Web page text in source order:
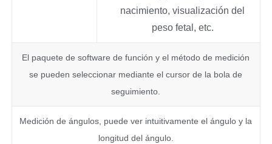
nacimiento, visualización del
peso fetal, etc.
El paquete de software de función y el método de medición
se pueden seleccionar mediante el cursor de la bola de
seguimiento.
Medición de ángulos, puede ver intuitivamente el ángulo y la
longitud del ángulo.